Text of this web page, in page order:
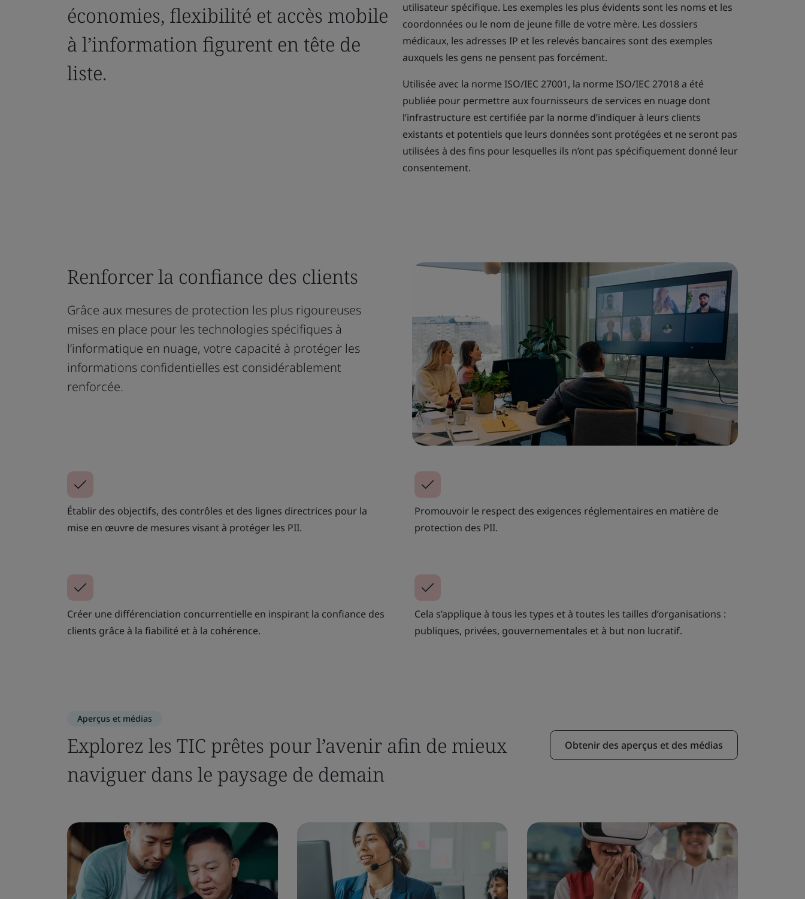
économies, flexibilité et accès mobile
à l’information figurent en tête de
liste.
utilisateur spécifique. Les exemples les plus évidents sont les noms et les
coordonnées ou le nom de jeune fille de votre mère. Les dossiers
médicaux, les adresses IP et les relevés bancaires sont des exemples
auxquels les gens ne pensent pas forcément.
Utilisée avec la norme ISO/IEC 27001, la norme ISO/IEC 27018 a été
publiée pour permettre aux fournisseurs de services en nuage dont
l’infrastructure est certifiée par la norme d’indiquer à leurs clients
existants et potentiels que leurs données sont protégées et ne seront pas
utilisées à des fins pour lesquelles ils n’ont pas spécifiquement donné leur
consentement.
Renforcer la confiance des clients
Grâce aux mesures de protection les plus rigoureuses
mises en place pour les technologies spécifiques à
l’informatique en nuage, votre capacité à protéger les
informations confidentielles est considérablement
renforcée.
Établir des objectifs, des contrôles et des lignes directrices pour la
mise en œuvre de mesures visant à protéger les PII.
Promouvoir le respect des exigences réglementaires en matière de
protection des PII.
Créer une différenciation concurrentielle en inspirant la confiance des
clients grâce à la fiabilité et à la cohérence.
Cela s’applique à tous les types et à toutes les tailles d’organisations :
publiques, privées, gouvernementales et à but non lucratif.
Aperçus et médias
Explorez les TIC prêtes pour l’avenir afin de mieux
naviguer dans le paysage de demain
Obtenir des aperçus et des médias